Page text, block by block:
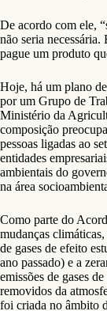
De acordo com ele,
não seria
pague um produto
Hoje, há um plano
por um Grupo de
Ministério da
composição
pessoas ligadas ao
entidades
ambientais do
na área
Como parte do
mudanças
de gases de efeito
ano passado) e a
emissões de gases
removidos da
foi criada no âmbito